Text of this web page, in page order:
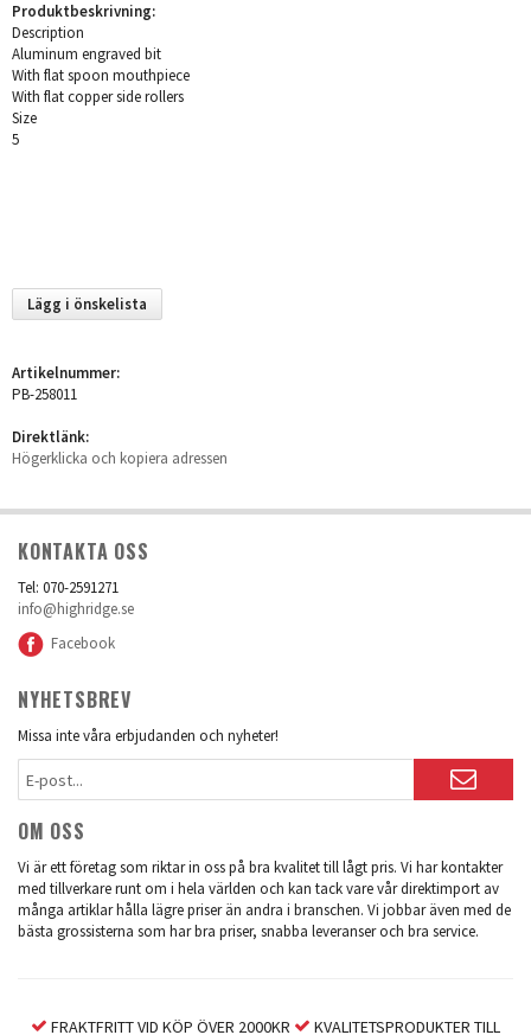
Produktbeskrivning:
Description
Aluminum engraved bit
With flat spoon mouthpiece
With flat copper side rollers
Size
5
Lägg i önskelista
Artikelnummer:
PB-258011
Direktlänk:
Högerklicka och kopiera adressen
KONTAKTA OSS
Tel: 070-2591271
info@highridge.se
Facebook
NYHETSBREV
Missa inte våra erbjudanden och nyheter!
OM OSS
Vi är ett företag som riktar in oss på bra kvalitet till lågt pris. Vi har kontakter
med tillverkare runt om i hela världen och kan tack vare vår direktimport av
många artiklar hålla lägre priser än andra i branschen. Vi jobbar även med de
bästa grossisterna som har bra priser, snabba leveranser och bra service.
FRAKTFRITT VID KÖP ÖVER 2000KR KVALITETSPRODUKTER TILL